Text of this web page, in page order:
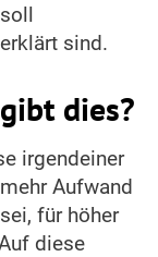
sind.
dies?
irgendeiner
Aufwand
für höher
diese